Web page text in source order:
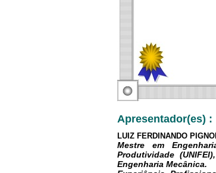
Apresentador(es) :
LUIZ FERDINANDO
Mestre em
Produtividade
Engenharia Mecânica.